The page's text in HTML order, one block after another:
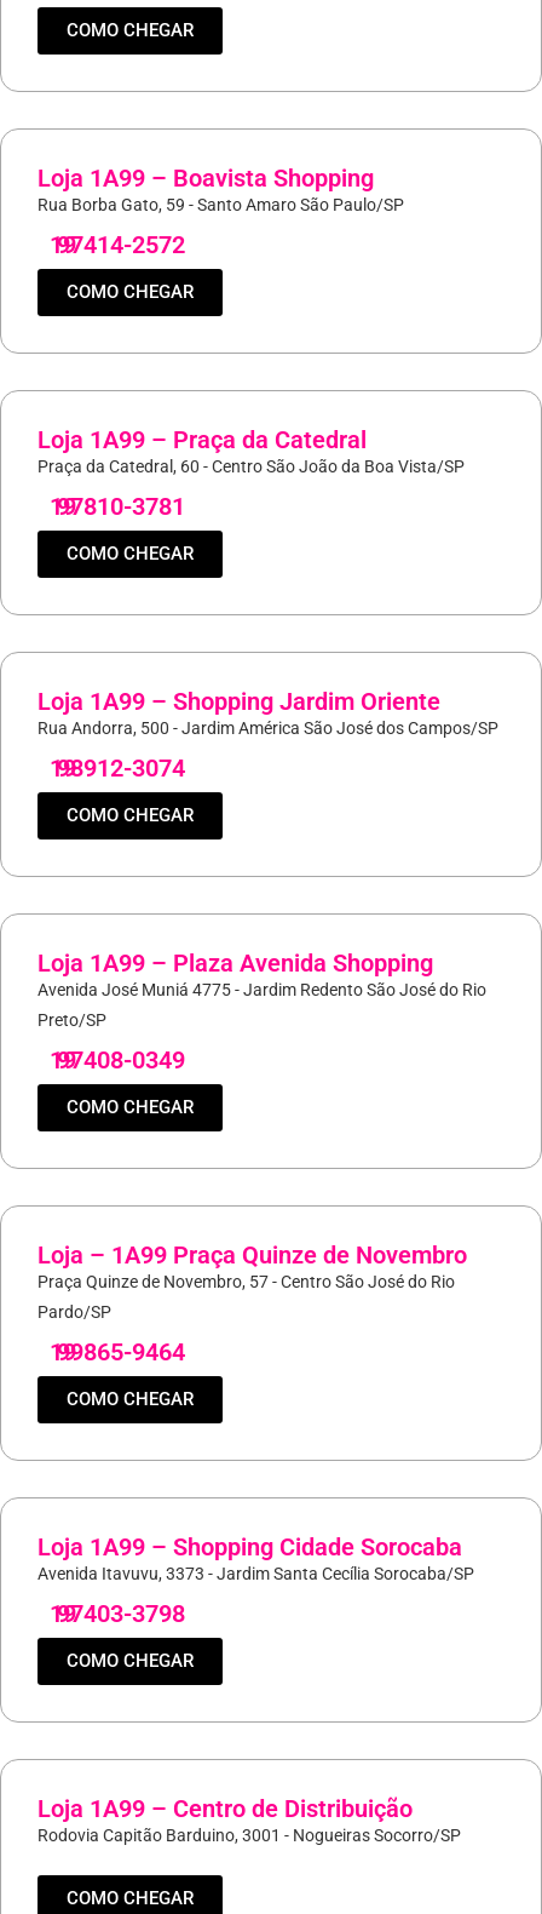
COMO CHEGAR
Loja 1A99 – Boavista Shopping
Rua Borba Gato, 59 - Santo Amaro São Paulo/SP
19
97414-2572
COMO CHEGAR
Loja 1A99 – Praça da Catedral
Praça da Catedral, 60 - Centro São João da Boa Vista/SP
19
97810-3781
COMO CHEGAR
Loja 1A99 – Shopping Jardim Oriente
Rua Andorra, 500 - Jardim América São José dos Campos/SP
19
98912-3074
COMO CHEGAR
Loja 1A99 – Plaza Avenida Shopping
Avenida José Muniá 4775 - Jardim Redento São José do Rio
Preto/SP
19
97408-0349
COMO CHEGAR
Loja – 1A99 Praça Quinze de Novembro
Praça Quinze de Novembro, 57 - Centro São José do Rio
Pardo/SP
19
99865-9464
COMO CHEGAR
Loja 1A99 – Shopping Cidade Sorocaba
Avenida Itavuvu, 3373 - Jardim Santa Cecília Sorocaba/SP
19
97403-3798
COMO CHEGAR
Loja 1A99 – Centro de Distribuição
Rodovia Capitão Barduino, 3001 - Nogueiras Socorro/SP
COMO CHEGAR